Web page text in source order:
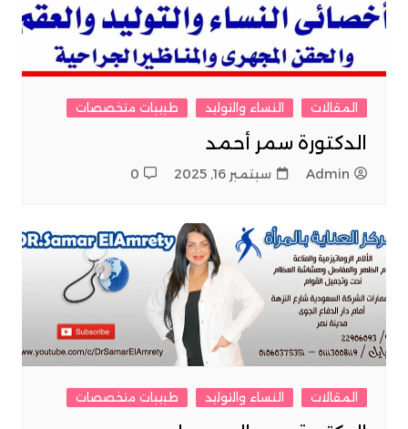
المقالات النساء والتوليد طبيبات متخصصات
الدكتورة سمر أحمد
Admin سبتمبر 16, 2025 0
المقالات النساء والتوليد طبيبات متخصصات